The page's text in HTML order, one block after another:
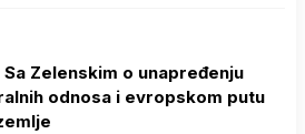
Sa Zelenskim o unapređenju
odnosa i evropskom putu